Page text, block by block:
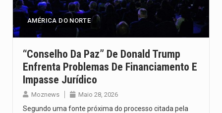
AMÉRICA DO NORTE
“Conselho Da Paz” De Donald Trump
Enfrenta Problemas De Financiamento E
Impasse Jurídico
Moznews Maio 28, 2026
Segundo uma fonte próxima do processo citada pela